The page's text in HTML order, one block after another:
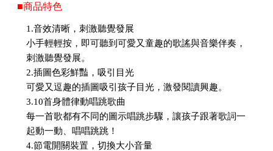
■商品特色
1.音效清晰，刺激聽覺發展
小手輕輕按，即可聽到可愛又童趣的歌謠與音樂伴奏，
刺激聽覺發展。
2.插圖色彩鮮豔，吸引目光
可愛又逗趣的插圖吸引孩子目光，激發閱讀興趣。
3.10首身體律動唱跳歌曲
每一首歌都有不同的圖示唱跳步驟，讓孩子跟著歌詞一
起動一動、唱唱跳跳！
4.節電開關裝置，切換大小音量